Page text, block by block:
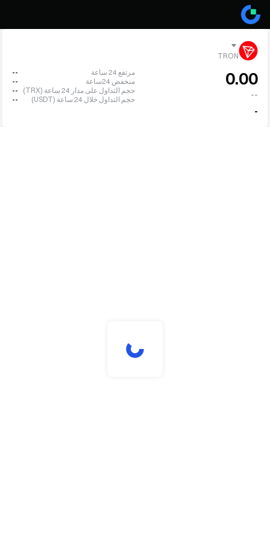
TRON
0.00
--
-
مرتفع 24 ساعة
--
منخفض 24ساعة
--
حجم التداول على مدار 24 ساعة (TRX)
--
حجم التداول خلال 24 ساعة (USDT)
--